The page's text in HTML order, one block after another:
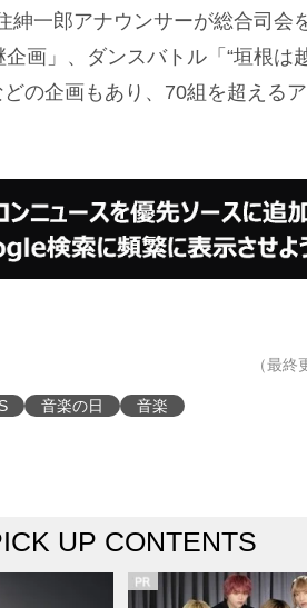
一郎アナウンサーが総合司会
画」、ダンスバトル「“垣根は
の企画もあり、70組を超える
（最
音楽の日 音楽
UP CONTENTS